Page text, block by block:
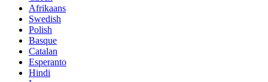
Afrikaans
Swedish
Polish
Basque
Catalan
Esperanto
Hindi